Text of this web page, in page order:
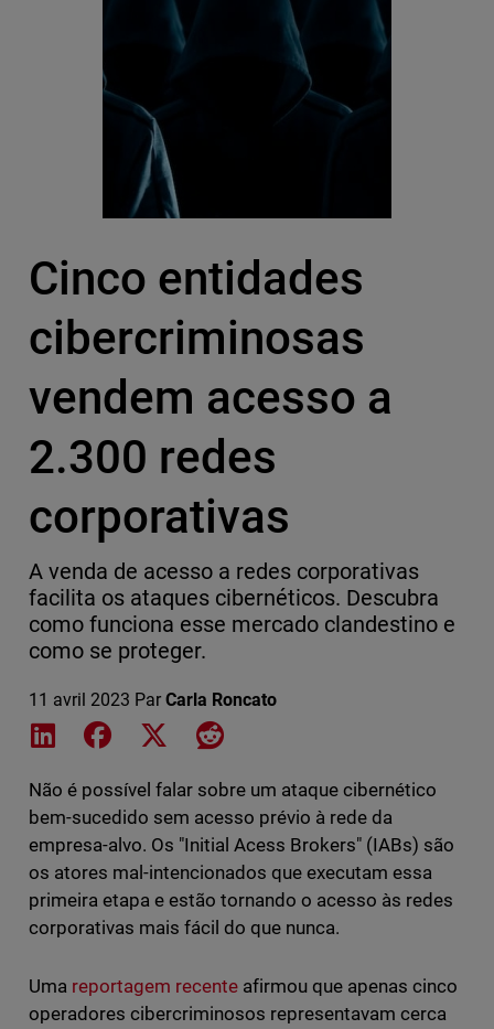
Cinco entidades
cibercriminosas
vendem acesso a
2.300 redes
corporativas
A venda de acesso a redes corporativas
facilita os ataques cibernéticos. Descubra
como funciona esse mercado clandestino e
como se proteger.
11 avril 2023 Par Carla Roncato
Share on LinkedIn
Share on Facebook
Share on XShare on Reddit
Não é possível falar sobre um ataque cibernético
bem-sucedido sem acesso prévio à rede da
empresa-alvo. Os "Initial Acess Brokers" (IABs) são
os atores mal-intencionados que executam essa
primeira etapa e estão tornando o acesso às redes
corporativas mais fácil do que nunca.
Uma reportagem recenteafirmou que apenas cinco
operadores cibercriminosos representavam cerca